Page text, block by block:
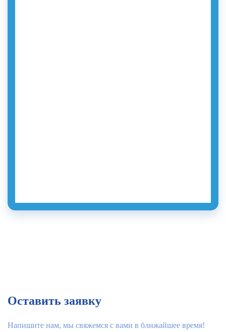
Оставить заявку
Напишите нам, мы свяжемся с вами в ближайшее время!